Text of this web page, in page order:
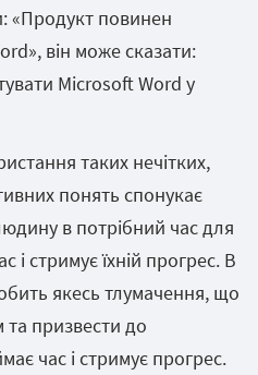
«Продукт повинен
він може сказати:
Microsoft Word у
таких нечітких,
понять спонукає
в потрібний час для
і стримує їхній прогрес. В
якесь тлумачення, що
призвести до
час і стримує прогрес.